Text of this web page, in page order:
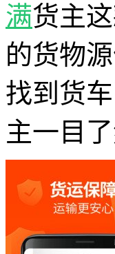
满货主
的货物
找到货
主一目